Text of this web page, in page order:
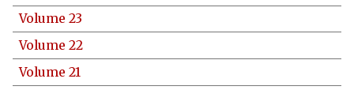
Volume 23
Volume 22
Volume 21